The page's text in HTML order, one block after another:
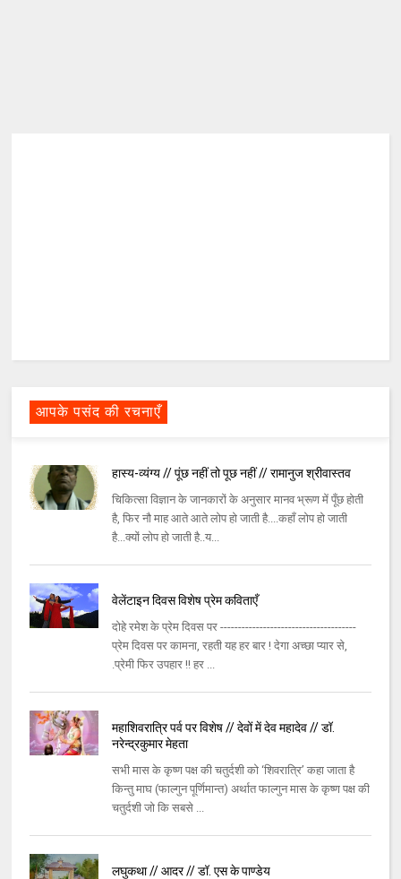
आपके पसंद की रचनाएँ
हास्य-व्यंग्य // पूंछ नहीं तो पूछ नहीं // रामानुज श्रीवास्तव
चिकित्सा विज्ञान के जानकारों के अनुसार मानव भ्रूण में पूँछ होती
है, फिर नौ माह आते आते लोप हो जाती है....कहाँ लोप हो जाती
है...क्यों लोप हो जाती है..य...
वेलेंटाइन दिवस विशेष प्रेम कविताएँ
दोहे रमेश के प्रेम दिवस पर --------------------------------------
प्रेम दिवस पर कामना, रहती यह हर बार ! देगा अच्छा प्यार से,
.प्रेमी फिर उपहार !! हर ...
महाशिवरात्रि पर्व पर विशेष // देवों में देव महादेव // डॉ.
नरेन्द्रकुमार मेहता
सभी मास के कृष्ण पक्ष की चतुर्दशी को ‘शिवरात्रि’ कहा जाता है
किन्तु माघ (फाल्गुन पूर्णिमान्त) अर्थात फाल्गुन मास के कृष्ण पक्ष की
चतुर्दशी जो कि सबसे ...
लघुकथा // आदर // डॉ. एस के पाण्डेय